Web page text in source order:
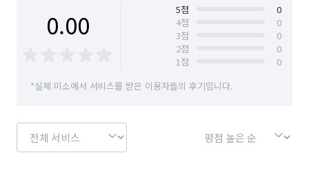
울산 북구
울산 중구0.00 5점
0
4점
0
3점
0
2점
0
1점
0
*실제 미소에서 서비스를 받은 이용자들의 후기입니다.